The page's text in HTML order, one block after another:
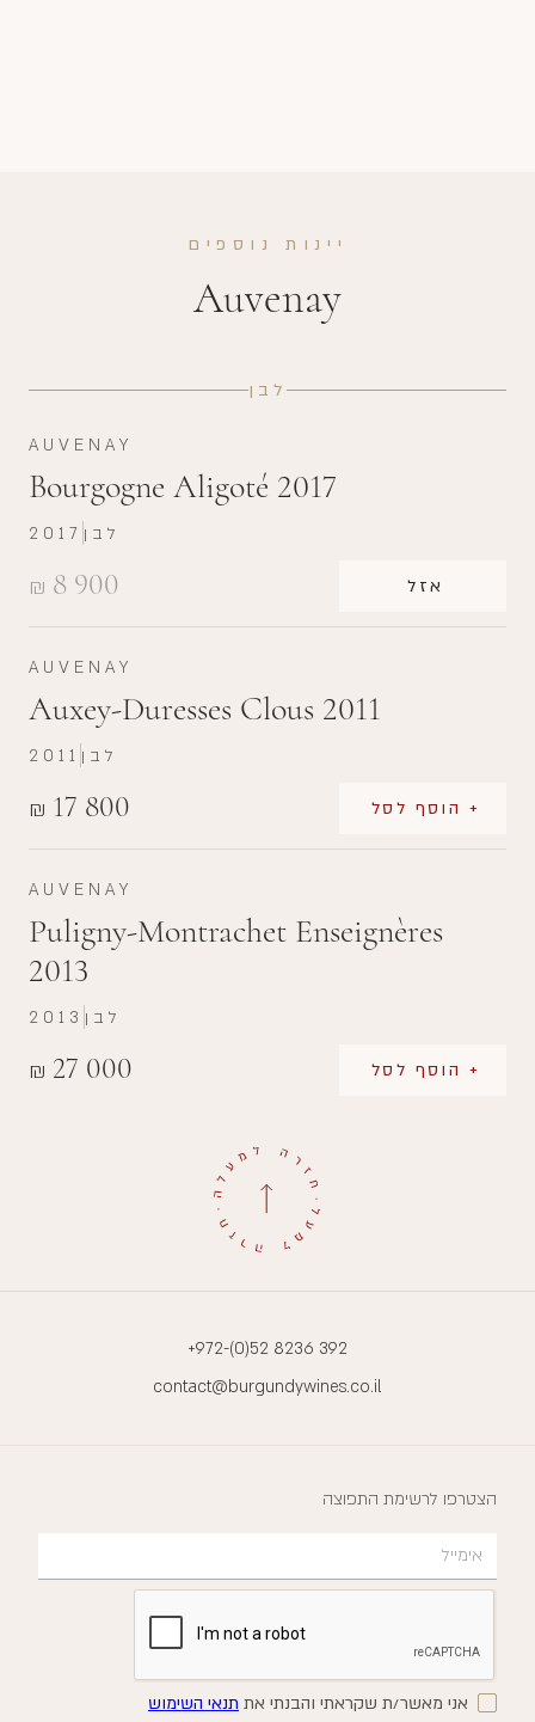
יינות נוספים
Auvenay
לבן
AUVENAY
Bourgogne Aligoté 2017
₪ 8 900 אזל
2017 לבן
AUVENAY
Auxey-Duresses Clous 2011
₪ 17 800 + הוסף לסל
2011 לבן
AUVENAY
Puligny-Montrachet Enseignères
2013
₪ 27 000 + הוסף לסל
2013 לבן
+972-(0)52 8236 392
contact@burgundywines.co.il
הצטרפו לרשימת התפוצה
אני מאשר/ת שקראתי והבנתי את תנאי השימוש